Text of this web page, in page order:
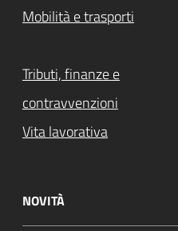
Mobilità e trasporti
Tributi, finanze e
contravvenzioni
Vita lavorativa
NOVITÀ